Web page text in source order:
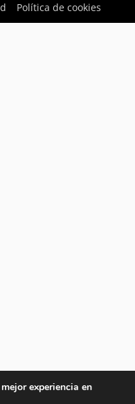
Política de cookies
experiencia en